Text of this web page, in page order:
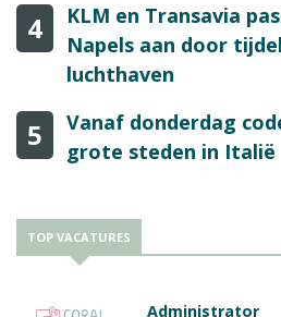
4
KLM en Transavia
Napels aan door
luchthaven
5
Vanaf donderdag
grote steden in Italië
TOP VACATURES
Administrator